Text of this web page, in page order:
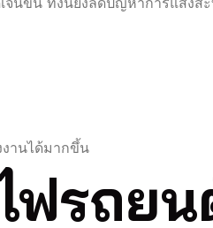
งานได้มากขึ้น
ฟรถย